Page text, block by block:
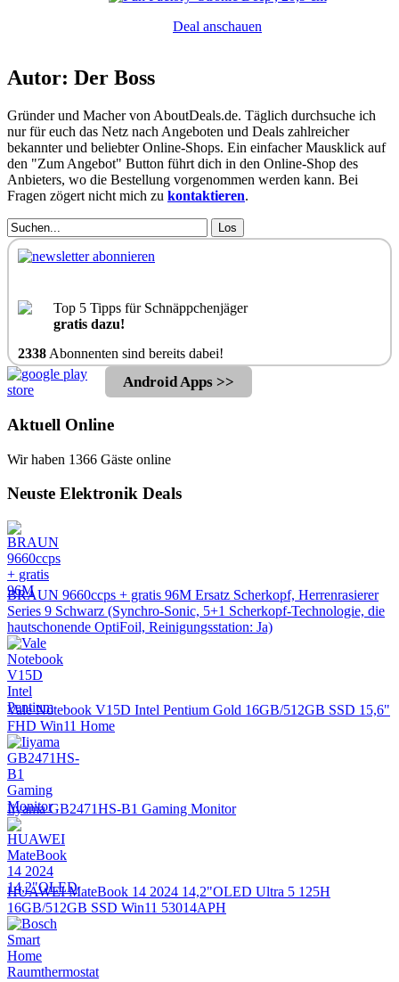
Deal anschauen
Autor: Der Boss
Gründer und Macher von AboutDeals.de. Täglich durchsuche ich
nur für euch das Netz nach Angeboten und Deals zahlreicher
bekannter und beliebter Online-Shops. Ein einfacher Mausklick auf
den "Zum Angebot" Button führt dich in den Online-Shop des
Anbieters, wo die Bestellung vorgenommen werden kann. Bei
Fragen zögert nicht mich zu kontaktieren.
Los
Top 5 Tipps für Schnäppchenjäger
gratis dazu!
2338 Abonnenten sind bereits dabei!
Android Apps >>
Aktuell Online
Wir haben 1366 Gäste online
Neuste Elektronik Deals
BRAUN 9660ccps + gratis 96M Ersatz Scherkopf, Herrenrasierer
Series 9 Schwarz (Synchro-Sonic, 5+1 Scherkopf-Technologie, die
hautschonende OptiFoil, Reinigungsstation: Ja)
Vale Notebook V15D Intel Pentium Gold 16GB/512GB SSD 15,6"
FHD Win11 Home
Iiyama GB2471HS-B1 Gaming Monitor
HUAWEI MateBook 14 2024 14,2"OLED Ultra 5 125H
16GB/512GB SSD Win11 53014APH